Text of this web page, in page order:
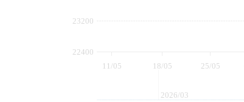
18/05
11/05 25/05
22400
23200
2026/03